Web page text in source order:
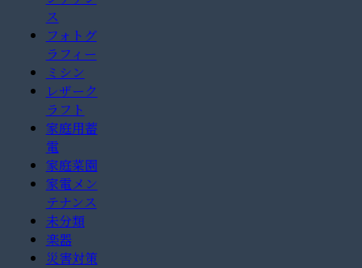
ス
フォトグ
ラフィー
ミシン
レザーク
ラフト
家庭用蓄
電
家庭菜園
家電メン
テナンス
未分類
楽器
災害対策